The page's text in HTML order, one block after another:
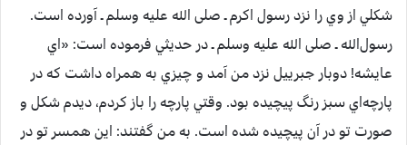
شكلي‌ از وي‌ را نزد رسول‌ اكرم‌ ـ صلی الله علیه وسلم ـ آورده‌ است‌.
رسول‌الله ـ صلی الله علیه وسلم ـ در حديثي‌ فرموده‌ است‌: «اي‌
عايشه! دوبار جبرييل‌ نزد من‌ آمد و چيزي‌ به‌ همراه‌ داشت‌ كه‌ در
پارچه‌اي‌ سبز رنگ‌ پيچيده‌ بود. وقتي‌ پارچه‌ را باز كردم‌، ديدم‌ شكل‌ و
صورت‌ تو در آن‌ پيچيده‌ شده‌ است‌. به‌ من‌ گفتند: اين‌ همسر تو در